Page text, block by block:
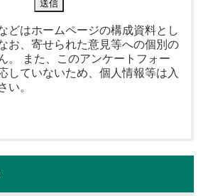
どはホームページの構成資料とし
お、寄せられた意見等への個別の
。 また、このアンケートフォー
していないため、個人情報等は入
い。